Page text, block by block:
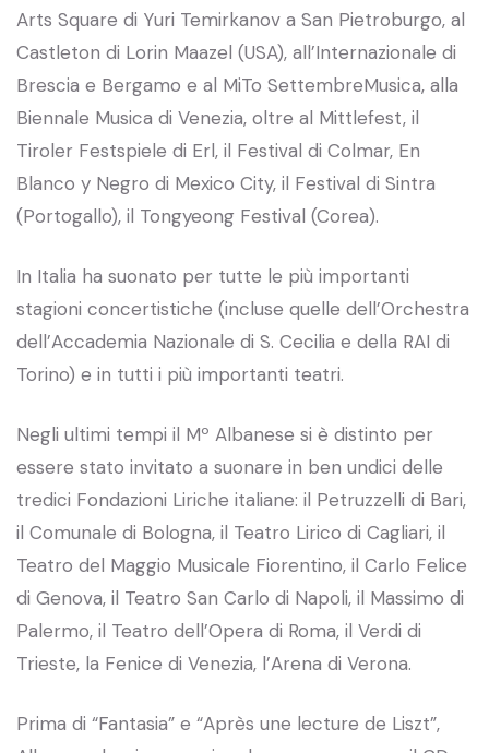
Arts Square di Yuri Temirkanov a San Pietroburgo, al
Castleton di Lorin Maazel (USA), all’Internazionale di
Brescia e Bergamo e al MiTo SettembreMusica, alla
Biennale Musica di Venezia, oltre al Mittlefest, il
Tiroler Festspiele di Erl, il Festival di Colmar, En
Blanco y Negro di Mexico City, il Festival di Sintra
(Portogallo), il Tongyeong Festival (Corea).
In Italia ha suonato per tutte le più importanti
stagioni concertistiche (incluse quelle dell’Orchestra
dell’Accademia Nazionale di S. Cecilia e della RAI di
Torino) e in tutti i più importanti teatri.
Negli ultimi tempi il Mº Albanese si è distinto per
essere stato invitato a suonare in ben undici delle
tredici Fondazioni Liriche italiane: il Petruzzelli di Bari,
il Comunale di Bologna, il Teatro Lirico di Cagliari, il
Teatro del Maggio Musicale Fiorentino, il Carlo Felice
di Genova, il Teatro San Carlo di Napoli, il Massimo di
Palermo, il Teatro dell’Opera di Roma, il Verdi di
Trieste, la Fenice di Venezia, l’Arena di Verona.
Prima di “Fantasia” e “Après une lecture de Liszt”,